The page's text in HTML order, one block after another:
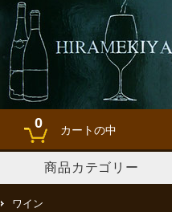
カートの中
0
商品カテゴリー
ワイン